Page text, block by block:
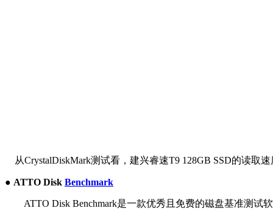
从CrystalDiskMark测试看，建兴睿速T9 128GB SSD的读取
● ATTO Disk Benchmark
ATTO Disk Benchmark是一款优秀且免费的磁盘基准测试